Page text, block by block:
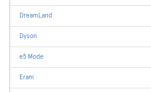
DreamLand
Dyson
e5 Mode
Eram